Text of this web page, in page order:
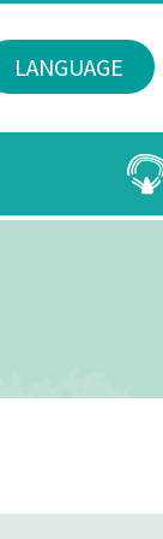
LANGUAGE